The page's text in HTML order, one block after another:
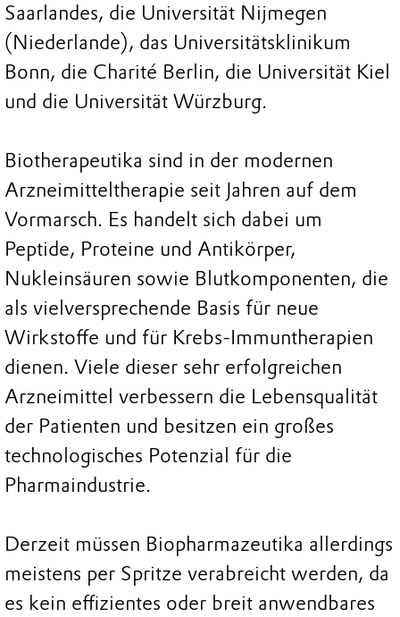
Saarlandes, die Universität Nijmegen
(Niederlande), das Universitätsklinikum
Bonn, die Charité Berlin, die Universität Kiel
und die Universität Würzburg.
Biotherapeutika sind in der modernen
Arzneimitteltherapie seit Jahren auf dem
Vormarsch. Es handelt sich dabei um
Peptide, Proteine und Antikörper,
Nukleinsäuren sowie Blutkomponenten, die
als vielversprechende Basis für neue
Wirkstoffe und für Krebs-Immuntherapien
dienen. Viele dieser sehr erfolgreichen
Arzneimittel verbessern die Lebensqualität
der Patienten und besitzen ein großes
technologisches Potenzial für die
Pharmaindustrie.
Derzeit müssen Biopharmazeutika allerdings
meistens per Spritze verabreicht werden, da
es kein effizientes oder breit anwendbares